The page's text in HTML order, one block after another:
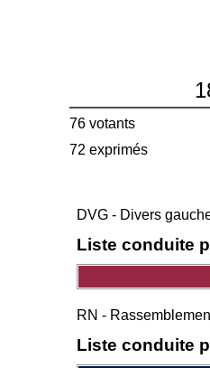
76 votants
72 exprimés
DVG - Divers
Liste conduite
RN -
Liste conduite